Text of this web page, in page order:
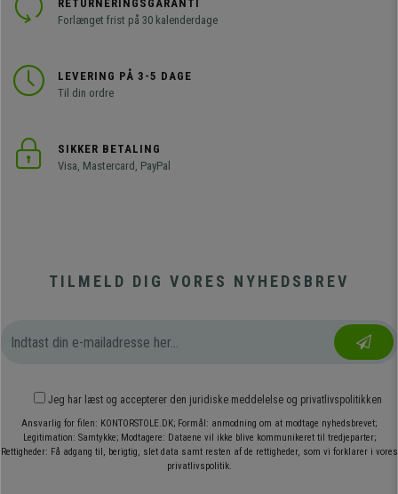
RETURNERINGSGARANTI
Forlænget frist på 30 kalenderdage
LEVERING PÅ 3-5 DAGE
Til din ordre
SIKKER BETALING
Visa, Mastercard, PayPal
TILMELD DIG VORES NYHEDSBREV
Jeg har læst og accepterer den juridiske meddelelse og privatlivspolitikken
Ansvarlig for filen: KONTORSTOLE.DK; Formål: anmodning om at modtage nyhedsbrevet;
Legitimation: Samtykke; Modtagere: Dataene vil ikke blive kommunikeret til tredjeparter;
Rettigheder: Få adgang til, berigtig, slet data samt resten af de rettigheder, som vi forklarer i vores
privatlivspolitik.